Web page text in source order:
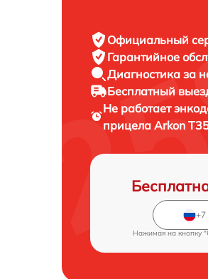
Официальный
Гарантийное
Диагностика за
Бесплатный
Не работает
прицелаArkon
Нажимая на кнопку